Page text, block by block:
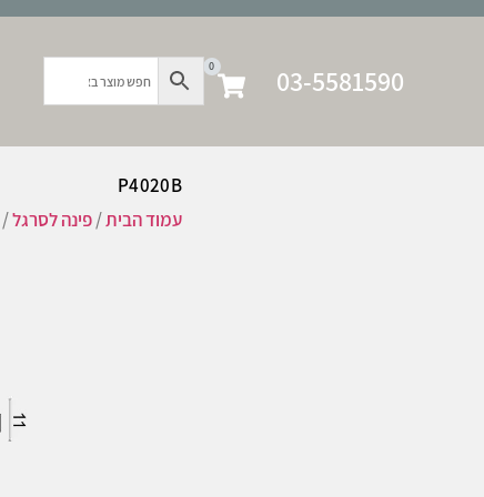
03-5581590
0
P4020B
עמוד הבית/פינה לסרגל/